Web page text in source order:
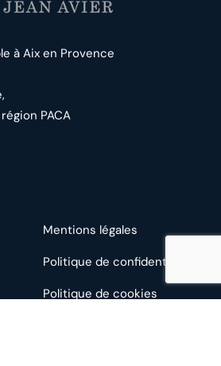
à Aix en Provence
PACA
Mentions légales
Politique de confidentialité
Politique de cookies